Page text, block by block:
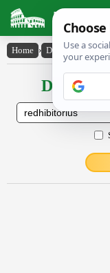
Latin
Home › Declensions /